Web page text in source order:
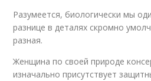
Разумеется, биологически мы
разнице в деталях скромно
разная.
Женщина по своей природе
изначально присутствует